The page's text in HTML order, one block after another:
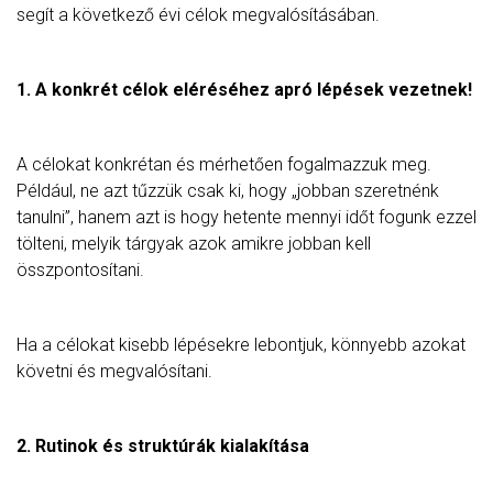
segít a következő évi célok megvalósításában.
1. A konkrét célok eléréséhez apró lépések vezetnek!
A célokat konkrétan és mérhetően fogalmazzuk meg.
Például, ne azt tűzzük csak ki, hogy „jobban szeretnénk
tanulni”, hanem azt is hogy hetente mennyi időt fogunk ezzel
tölteni, melyik tárgyak azok amikre jobban kell
összpontosítani.
Ha a célokat kisebb lépésekre lebontjuk, könnyebb azokat
követni és megvalósítani.
2. Rutinok és struktúrák kialakítása